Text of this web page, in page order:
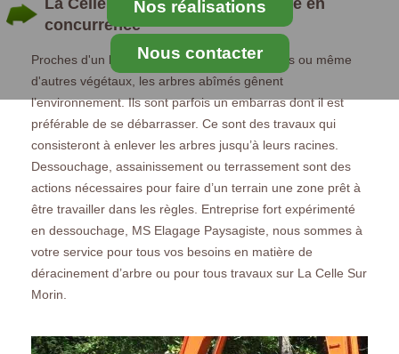
Nos réalisations
Nous contacter
concurrence
Proches d'un bâtiment, d'autres infrastructures ou même
d'autres végétaux, les arbres abîmés gênent
l’environnement. Ils sont parfois un embarras dont il est
préférable de se débarrasser. Ce sont des travaux qui
consisteront à enlever les arbres jusqu’à leurs racines.
Dessouchage, assainissement ou terrassement sont des
actions nécessaires pour faire d’un terrain une zone prêt à
être travailler dans les règles. Entreprise fort expérimenté
en dessouchage, MS Elagage Paysagiste, nous sommes à
votre service pour tous vos besoins en matière de
déracinement d’arbre ou pour tous travaux sur La Celle Sur
Morin.